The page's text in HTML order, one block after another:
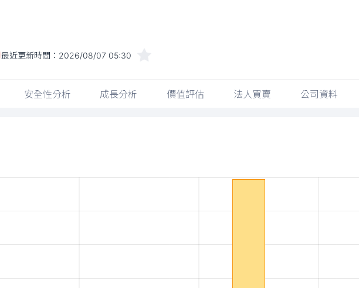
最近更新時間： 2026/08/07 05:30
安全性分析 成長分析 價值評估 法人買賣 公司資料